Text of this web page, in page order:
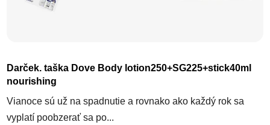
Darček. taška Dove Body lotion250+SG225+stick40ml
nourishing
Vianoce sú už na spadnutie a rovnako ako každý rok sa
vyplatí poobzerať sa po...